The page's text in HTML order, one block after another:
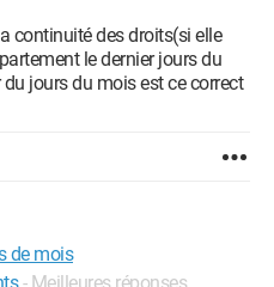
continuité des droits(si elle
le dernier jours du
jours du mois est ce correct
de mois